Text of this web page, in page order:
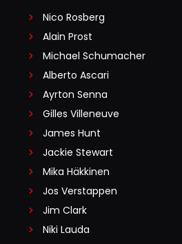
Nico Rosberg
Alain Prost
Michael Schumacher
Alberto Ascari
Ayrton Senna
Gilles Villeneuve
James Hunt
Jackie Stewart
Mika Häkkinen
Jos Verstappen
Jim Clark
Niki Lauda